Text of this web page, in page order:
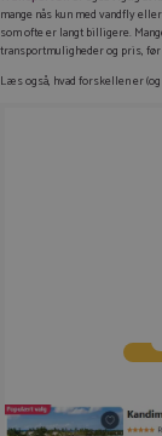
mange nås kun med vandfly
som ofte er langt billigere.
transportmuligheder og pris, før
Læs også, hvad forskellen er